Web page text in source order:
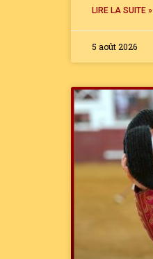
LIRE LA SUITE »
5 août 2026